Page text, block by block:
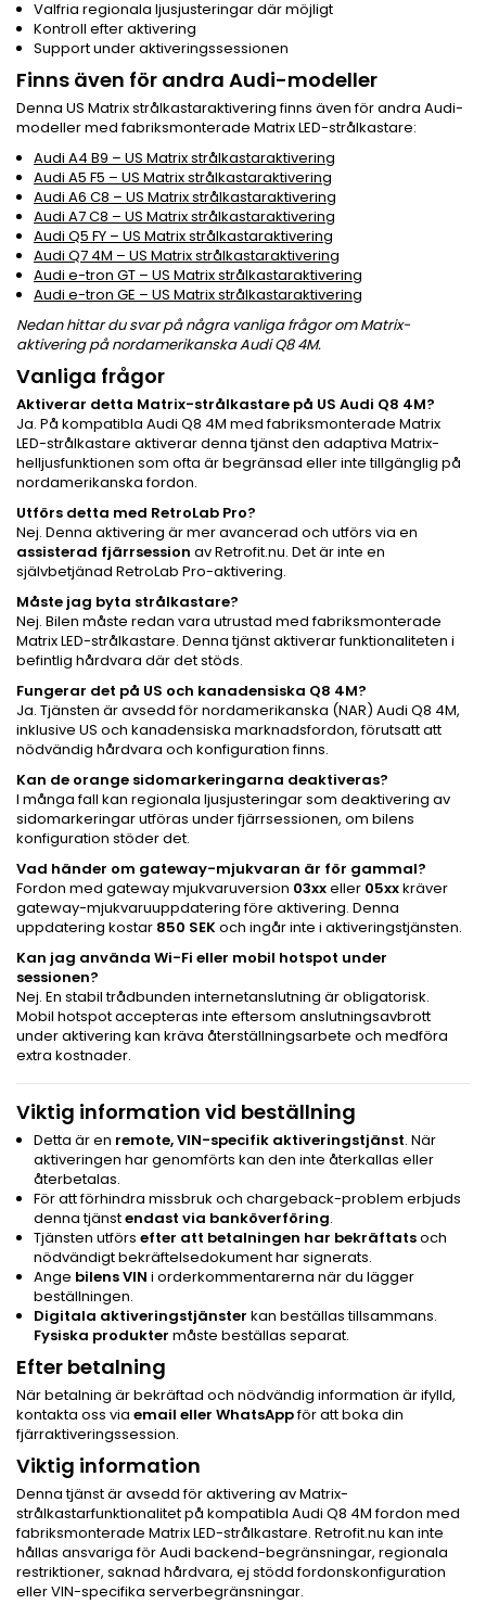
Valfria regionala ljusjusteringar där möjligt
Kontroll efter aktivering
Support under aktiveringssessionen
Finns även för andra Audi-modeller
Denna US Matrix strålkastaraktivering finns även för andra Audi-
modeller med fabriksmonterade Matrix LED-strålkastare:
Audi A4 B9 – US Matrix strålkastaraktivering
Audi A5 F5 – US Matrix strålkastaraktivering
Audi A6 C8 – US Matrix strålkastaraktivering
Audi A7 C8 – US Matrix strålkastaraktivering
Audi Q5 FY – US Matrix strålkastaraktivering
Audi Q7 4M – US Matrix strålkastaraktivering
Audi e-tron GT – US Matrix strålkastaraktivering
Audi e-tron GE – US Matrix strålkastaraktivering
Nedan hittar du svar på några vanliga frågor om Matrix-
aktivering på nordamerikanska Audi Q8 4M.
Vanliga frågor
Aktiverar detta Matrix-strålkastare på US Audi Q8 4M?
Ja. På kompatibla Audi Q8 4M med fabriksmonterade Matrix
LED-strålkastare aktiverar denna tjänst den adaptiva Matrix-
helljusfunktionen som ofta är begränsad eller inte tillgänglig på
nordamerikanska fordon.
Utförs detta med RetroLab Pro?
Nej. Denna aktivering är mer avancerad och utförs via en
assisterad fjärrsession av Retrofit.nu. Det är inte en
självbetjänad RetroLab Pro-aktivering.
Måste jag byta strålkastare?
Nej. Bilen måste redan vara utrustad med fabriksmonterade
Matrix LED-strålkastare. Denna tjänst aktiverar funktionaliteten i
befintlig hårdvara där det stöds.
Fungerar det på US och kanadensiska Q8 4M?
Ja. Tjänsten är avsedd för nordamerikanska (NAR) Audi Q8 4M,
inklusive US och kanadensiska marknadsfordon, förutsatt att
nödvändig hårdvara och konfiguration finns.
Kan de orange sidomarkeringarna deaktiveras?
I många fall kan regionala ljusjusteringar som deaktivering av
sidomarkeringar utföras under fjärrsessionen, om bilens
konfiguration stöder det.
Vad händer om gateway-mjukvaran är för gammal?
Fordon med gateway mjukvaruversion 03xxeller 05xxkräver
gateway-mjukvaruuppdatering före aktivering. Denna
uppdatering kostar 850 SEKoch ingår inte i aktiveringstjänsten.
Kan jag använda Wi-Fi eller mobil hotspot under
sessionen?
Nej. En stabil trådbunden internetanslutning är obligatorisk.
Mobil hotspot accepteras inte eftersom anslutningsavbrott
under aktivering kan kräva återställningsarbete och medföra
extra kostnader.
Viktig information vid beställning
Detta är en remote, VIN-specifik aktiveringstjänst. När
aktiveringen har genomförts kan den inte återkallas eller
återbetalas.
För att förhindra missbruk och chargeback-problem erbjuds
denna tjänstendast via banköverföring.
Tjänsten utförs efter att betalningen har bekräftatsoch
nödvändigt bekräftelsedokument har signerats.
Ange bilens VIN i orderkommentarerna när du lägger
beställningen.
Digitala aktiveringstjänster kan beställas tillsammans.
Fysiska produkter måste beställas separat.
Efter betalning
När betalning är bekräftad och nödvändig information är ifylld,
kontakta oss via email eller WhatsAppför att boka din
fjärraktiveringssession.
Viktig information
Denna tjänst är avsedd för aktivering av Matrix-
strålkastarfunktionalitet på kompatibla Audi Q8 4M fordon med
fabriksmonterade Matrix LED-strålkastare. Retrofit.nu kan inte
hållas ansvariga för Audi backend-begränsningar, regionala
restriktioner, saknad hårdvara, ej stödd fordonskonfiguration
eller VIN-specifika serverbegränsningar.